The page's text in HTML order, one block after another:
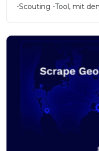
-Scouting -Tool, mit